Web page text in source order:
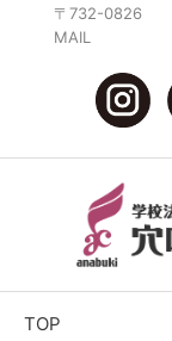
〒732-0826
MAIL
TOP